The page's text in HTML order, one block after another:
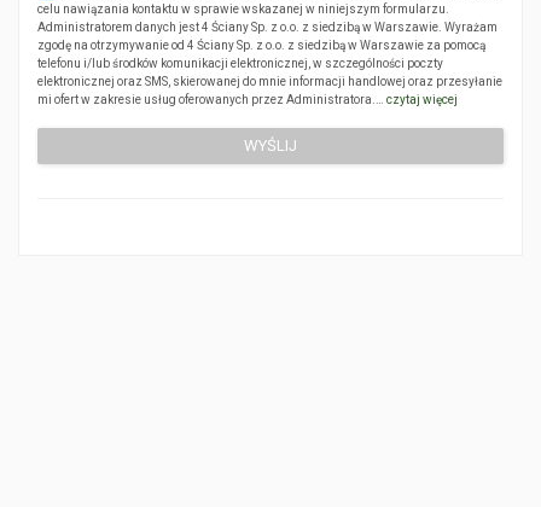
celu nawiązania kontaktu w sprawie wskazanej w niniejszym formularzu.
Administratorem danych jest 4 Ściany Sp. z o.o. z siedzibą w Warszawie. Wyrażam
zgodę na otrzymywanie od 4 Ściany Sp. z o.o. z siedzibą w Warszawie za pomocą
telefonu i/lub środków komunikacji elektronicznej, w szczególności poczty
elektronicznej oraz SMS, skierowanej do mnie informacji handlowej oraz przesyłanie
mi ofert w zakresie usług oferowanych przez Administratora.… czytaj więcej